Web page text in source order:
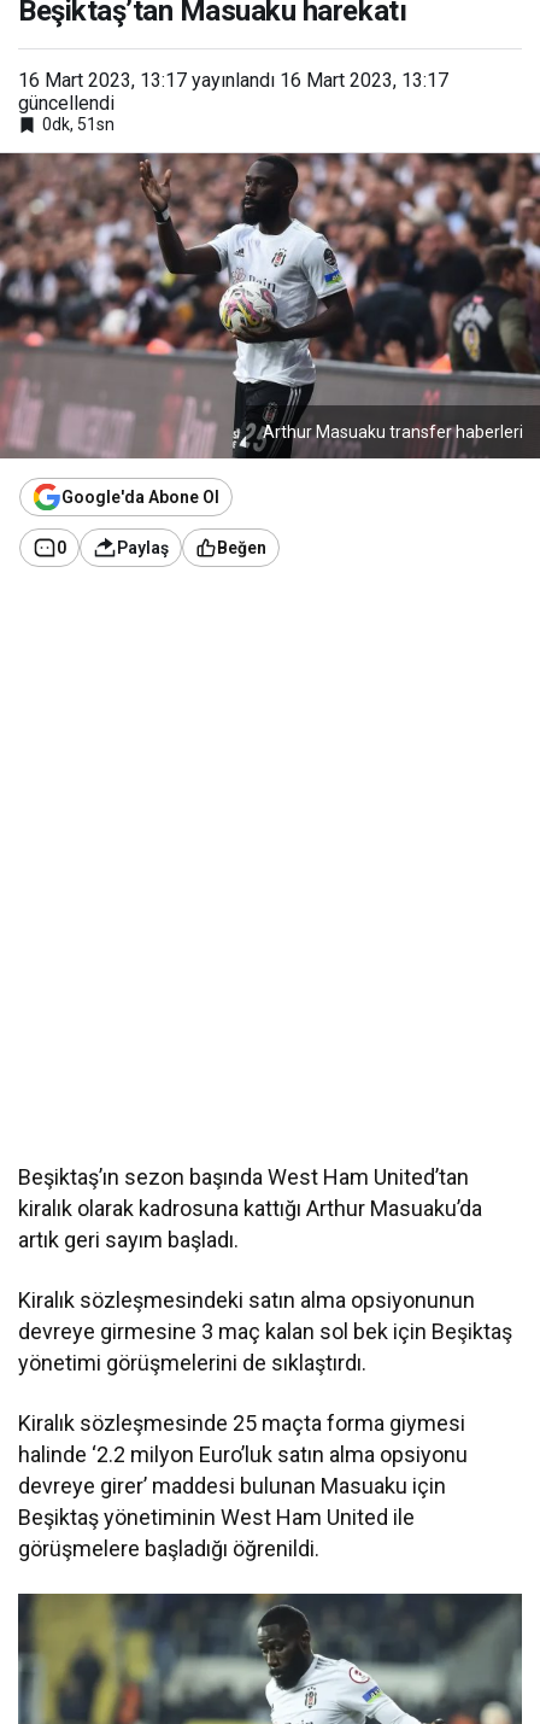
Beşiktaş’tan Masuaku harekatı
16 Mart 2023, 13:17 yayınlandı 16 Mart 2023, 13:17
güncellendi
0dk, 51sn
Arthur Masuaku transfer haberleri
Google'da Abone Ol
0 Paylaş Beğen
Beşiktaş’ın sezon başında West Ham United’tan
kiralık olarak kadrosuna kattığı Arthur Masuaku’da
artık geri sayım başladı.
Kiralık sözleşmesindeki satın alma opsiyonunun
devreye girmesine 3 maç kalan sol bek için Beşiktaş
yönetimi görüşmelerini de sıklaştırdı.
Kiralık sözleşmesinde 25 maçta forma giymesi
halinde ‘2.2 milyon Euro’luk satın alma opsiyonu
devreye girer’ maddesi bulunan Masuaku için
Beşiktaş yönetiminin West Ham United ile
görüşmelere başladığı öğrenildi.